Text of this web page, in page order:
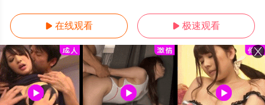
 在线观看  极速观看